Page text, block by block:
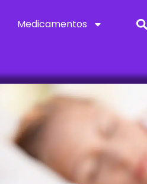
Medicamentos